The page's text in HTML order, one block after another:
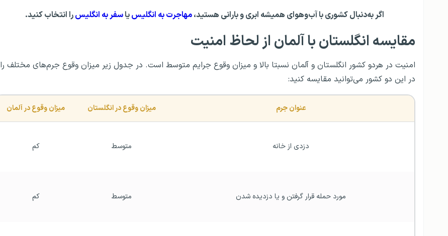
اگر به‌دنبال کشوری با آب‌وهوای همیشه ابری و بارانی هستید،مهاجرت به انگلیسیاسفر به انگلیسرا انتخاب کنید.
مقایسه انگلستانباآلمان از لحاظ امنیت
امنیت در هردو کشور انگلستان و آلمان نسبتا بالا و میزان وقوع جرایم متوسط است. در جدول زیر میزان وقوع جرم‌های مختلف را
در این دو کشور می‌توانید مقایسه کنید:
عنوان جرم میزان وقوع در انگلستان میزان وقوع در آلمان
دزدی از خانه متوسط کم
مورد حمله قرار گرفتن و یا دزدیده شدن متوسط کم